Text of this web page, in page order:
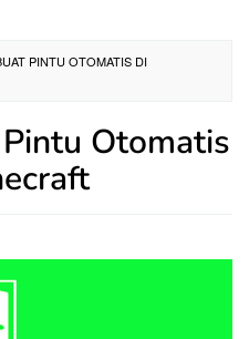
PINTU OTOMATIS DI
Otomatis